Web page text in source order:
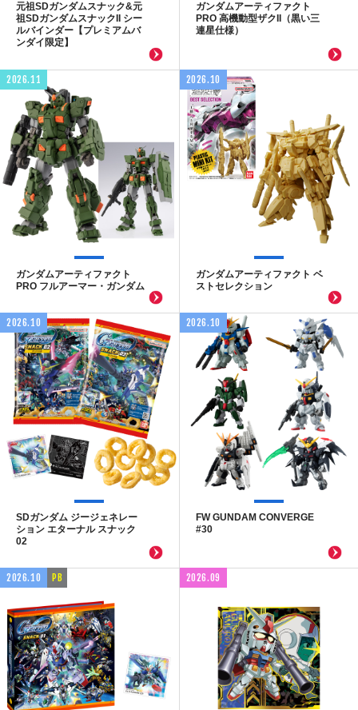
元祖SDガンダムスナック&元
祖SDガンダムスナックII シー
ルバインダー【プレミアムバ
ンダイ限定】
ガンダムアーティファクト
PRO 高機動型ザクII（黒い三
連星仕様）
2026.11
ガンダムアーティファクト
PRO フルアーマー・ガンダム
2026.10
ガンダムアーティファクト ベ
ストセレクション
2026.10
SDガンダム ジージェネレー
ション エターナル スナック
02
2026.10
FW GUNDAM CONVERGE
#30
2026.10 PB 2026.09